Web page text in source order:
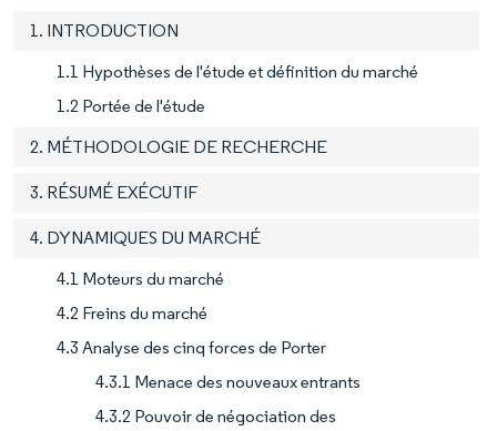
1. INTRODUCTION
1.1 Hypothèses de l'étude et définition du marché
1.2 Portée de l'étude
2. MÉTHODOLOGIE DE RECHERCHE
3. RÉSUMÉ EXÉCUTIF
4. DYNAMIQUES DU MARCHÉ
4.1 Moteurs du marché
4.2 Freins du marché
4.3 Analyse des cinq forces de Porter
4.3.1 Menace des nouveaux entrants
4.3.2 Pouvoir de négociation des